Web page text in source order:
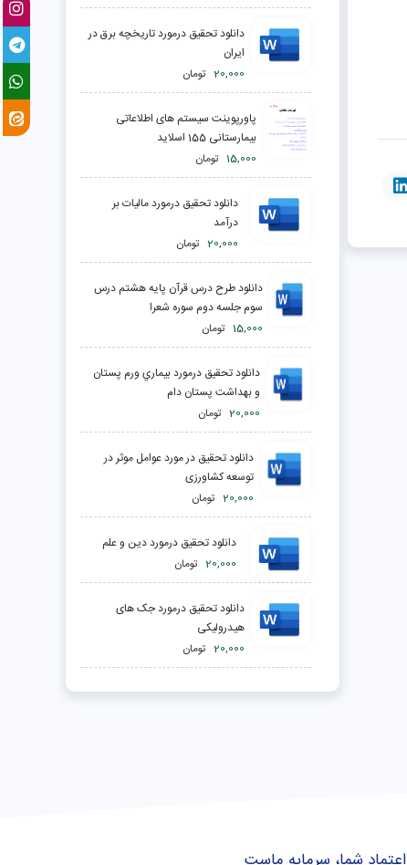
دانلود تحقیق درمورد تاريخچه برق در
ايران
20,000 تومان
پاورپوینت سیستم های اطلاعاتی
بیمارستانی 155 اسلاید
15,000 تومان
دانلود تحقیق درمورد مالیات بر
درآمد
20,000 تومان
دانلود طرح درس قرآن پایه هشتم درس
سوم جلسه دوم سوره شعرا
15,000 تومان
دانلود تحقیق درمورد بيماري ورم پستان
و بهداشت پستان دام
20,000 تومان
دانلود تحقیق در مورد عوامل موثر در
توسعه کشاورزی
20,000 تومان
دانلود تحقیق درمورد دين و علم
20,000 تومان
دانلود تحقیق درمورد جک های
هیدرولیکی
20,000 تومان